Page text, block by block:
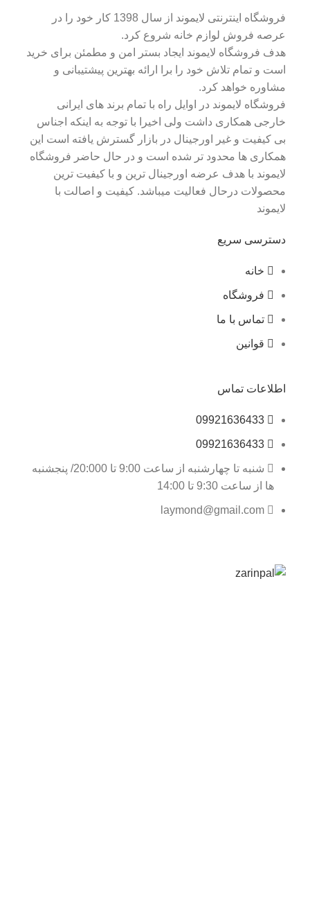
فروشگاه اینترنتی لایموند از سال 1398 کار خود را در
عرصه فروش لوازم خانه شروع کرد.
هدف فروشگاه لایموند ایجاد بستر امن و مطمئن برای خرید
است و تمام تلاش خود را برا ارائه بهترین پیشتیبانی و
مشاوره خواهد کرد.
فروشگاه لایموند در اوایل راه با تمام برند های ایرانی
خارجی همکاری داشت ولی اخیرا با توجه به اینکه اجناس
بی کیفیت و غیر اورجینال در بازار گسترش یافته است این
همکاری ها محدود تر شده است و در حال حاضر فروشگاه
لایموند با هدف عرضه اورجینال ترین و با کیفیت ترین
محصولات درحال فعالیت میباشد. کیفیت و اصالت با
لایموند
دسترسی سریع
خانه
فروشگاه
تماس با ما
قوانین
اطلاعات تماس
09921636433
09921636433
شنبه تا چهارشنبه از ساعت 9:00 تا 20:000/ پنجشنبه
ها از ساعت 9:30 تا 14:00
laymond@gmail.com